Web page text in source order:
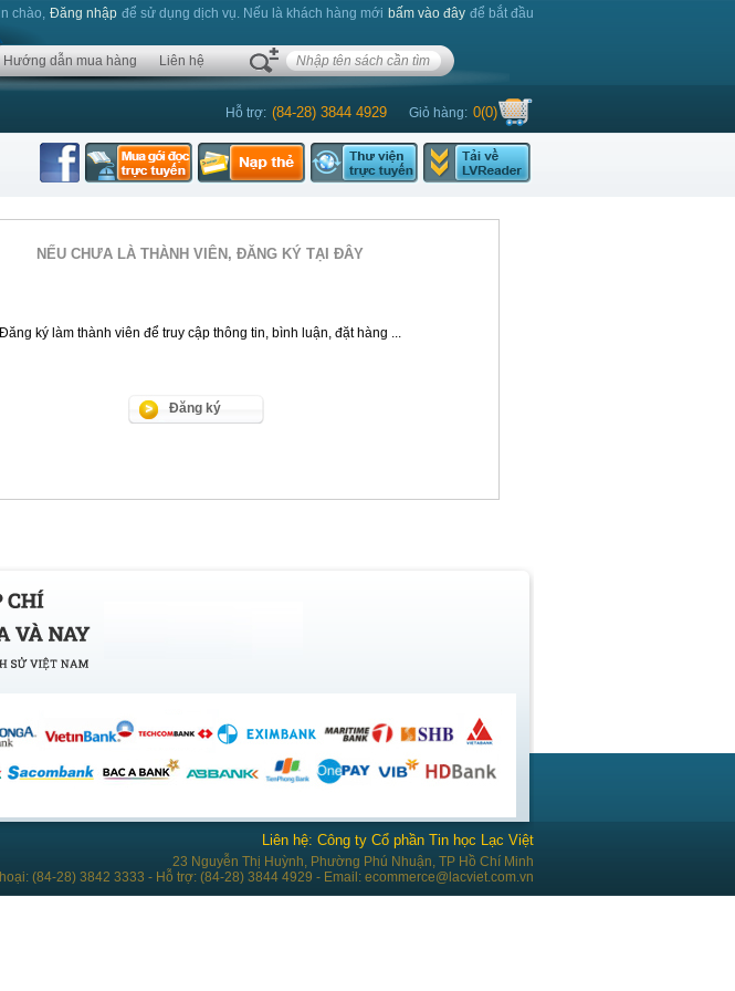
chào, Đăng nhập để sử dụng dịch vụ. Nếu là khách hàng mới bấm vào đây để bắt đầu
Hướng dẫn mua hàng Liên hệ
Hỗ trợ: (84-28) 3844 4929 Giỏ hàng: 0(0)
NẾU CHƯA LÀ THÀNH VIÊN, ĐĂNG KÝ TẠI ĐÂY
Đăng ký làm thành viên để truy cập thông tin, bình luận, đặt hàng ...
Đăng ký
Liên hệ: Công ty Cổ phần Tin học Lạc Việt
23 Nguyễn Thị Huỳnh, Phường Phú Nhuận, TP Hồ Chí Minh
(84-28) 3842 3333 - Hỗ trợ: (84-28) 3844 4929 - Email: ecommerce@lacviet.com.vn